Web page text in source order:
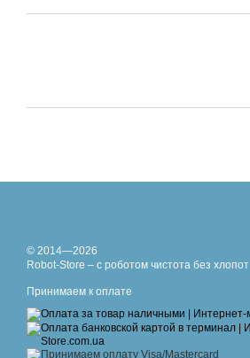
© 2014—2026
Robot-Store – с роботом чистота без хлопот
Принимаем к оплате